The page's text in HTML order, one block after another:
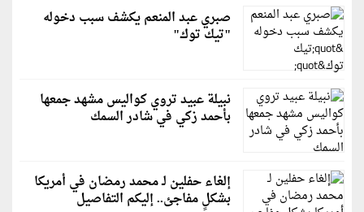
صبري عبد المنعم يكشف سبب دخوله
"تيك توك"
نبيلة عبيد تروي كواليس مشهد جمعها
بأحمد زكي في شادر السمك
إلغاء حفلين لـ محمد رمضان في أمريكا
بشكلٍ مفاجئ.. إليكم التفاصيل